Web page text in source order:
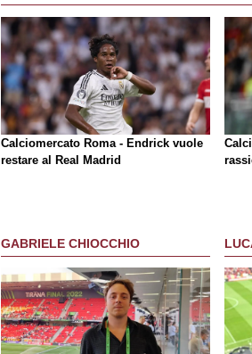
Calciomercato Roma - Endrick vuole
restare al Real Madrid
GABRIELE CHIOCCHIO